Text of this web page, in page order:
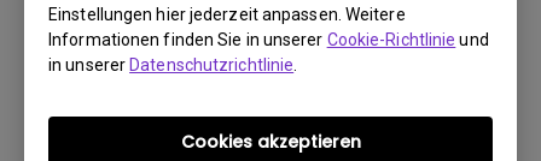
Einstellungen hier jederzeit anpassen. Weitere
Informationen finden Sie in unserer Cookie-Richtlinie und
in unsererDatenschutzrichtlinie
Cookies akzeptieren
BS:WindowVista|WinXP
OS Version:
Update:2009/09/30
27.31 KB